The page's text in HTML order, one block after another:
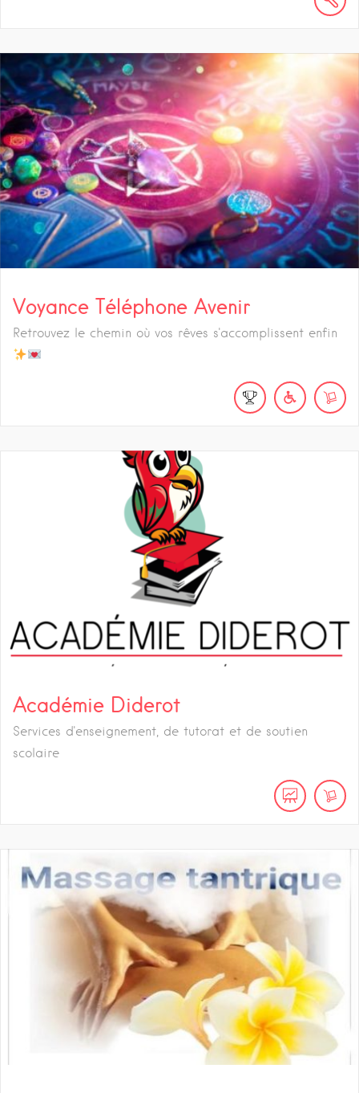
Voyance Téléphone Avenir
Retrouvez le chemin où vos rêves s'accomplissent enfin
Académie Diderot
Services d'enseignement, de tutorat et de soutien
scolaire